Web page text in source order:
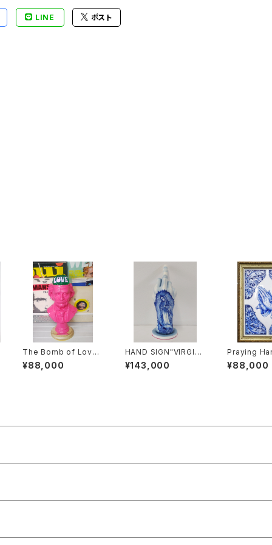
LINE ポスト
The Bomb of Love
(brilliant pink)
¥88,000
HAND SIGN"VIRGIN
MARY"
¥143,000
Praying
¥88,000